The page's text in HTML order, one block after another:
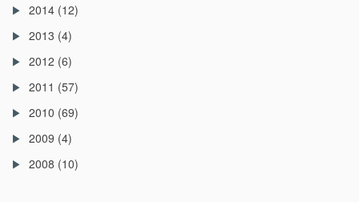
2014 (12)
2013 (4)
2012 (6)
2011 (57)
2010 (69)
2009 (4)
2008 (10)